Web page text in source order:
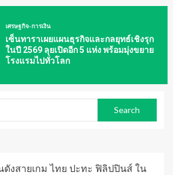
เศรษฐกิจ-การเงิน
เซ็นทาราเผยแผนธุรกิจและกลยุทธ์เชิงรุก
ในปี 2569 ลุยเปิดอีก 5 แห่ง พร้อมมุ่งขยาย
โรงแรมไปทั่วโลก
ดังสายเกม ไทย ปะทะ ฟิลิปปินส์ ใน